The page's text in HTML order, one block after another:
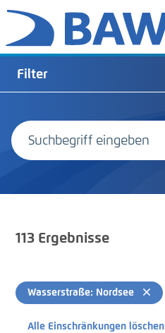
Filter
113Ergebnisse
Wasserstraße: Nordsee
Alle Einschränkungen löschen